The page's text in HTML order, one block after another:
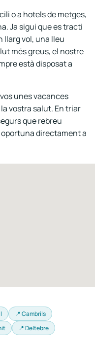
o a hotels de metges,
Ja sigui que es tracti
llarg vol, una lleu
més greus, el nostre
està disposat a
unes vacances
vostra salut. En triar
que rebreu
directament a
📍 Cambrils
📍 Deltebre